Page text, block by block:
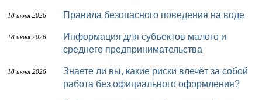
18 июня 2026 Правила безопасного поведения на воде
18 июня 2026
Информация для субъектов малого и
среднего предпринимательства
18 июня 2026
Знаете ли вы, какие риски влечёт за собой
работа без официального оформления?